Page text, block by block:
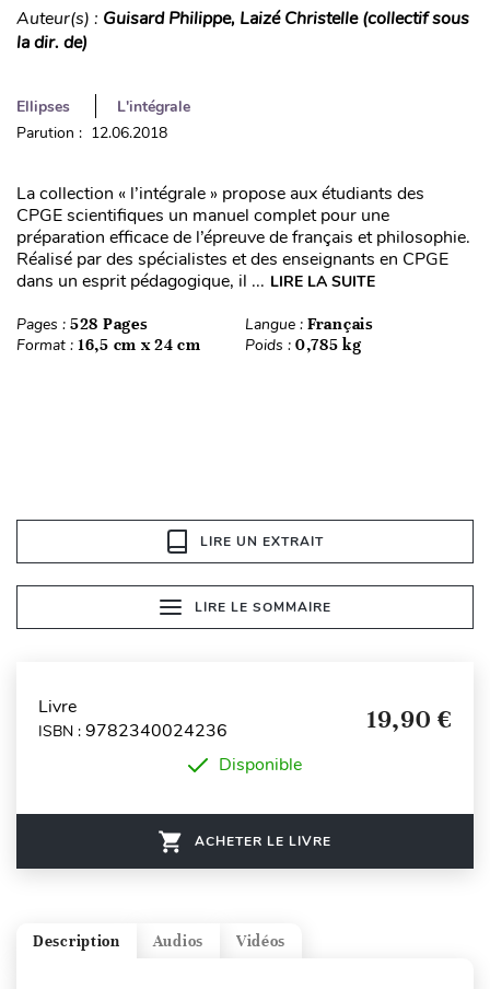
Auteur(s) : Guisard Philippe, Laizé Christelle (collectif sous
la dir. de)
Ellipses
L'intégrale
Parution : 12.06.2018
La collection « l’intégrale » propose aux étudiants des
CPGE scientifiques un manuel complet pour une
préparation efficace de l’épreuve de français et philosophie.
Réalisé par des spécialistes et des enseignants en CPGE
dans un esprit pédagogique, il ... LIRE LA SUITE
Pages : 528 Pages Langue : Français
Format : 16,5 cm x 24 cm Poids : 0,785 kg
LIRE UN EXTRAIT
LIRE LE SOMMAIRE
Livre
ISBN : 9782340024236 19,90 €
Disponible
ACHETER LE LIVRE
Vidéos
Audios
Description